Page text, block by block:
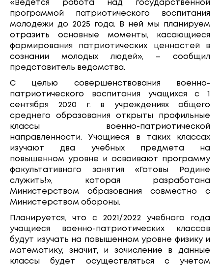
«Ведется работа над государственной
программой патриотического воспитания
молодежи до 2025 года. В ней мы планируем
отразить основные моменты, касающиеся
формирования патриотических ценностей в
сознании молодых людей», – сообщил
представитель ведомства.
С целью совершенствования военно-
патриотического воспитания учащихся с 1
сентября 2020 г. в учреждениях общего
среднего образования открыты профильные
классы военно-патриотической
направленности. Учащиеся в таких классах
изучают два учебных предмета на
повышенном уровне и осваивают программу
факультативного занятия «Готовы Родине
служить!», которая разработана
Министерством образования совместно с
Министерством обороны.
Планируется, что с 2021/2022 учебного года
учащиеся военно-патриотических классов
будут изучать на повышенном уровне физику и
математику, значит, и зачисление в данные
классы будет осуществляться с учетом